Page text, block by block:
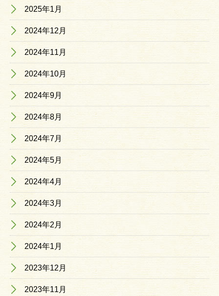
2025年1月
2024年12月
2024年11月
2024年10月
2024年9月
2024年8月
2024年7月
2024年5月
2024年4月
2024年3月
2024年2月
2024年1月
2023年12月
2023年11月